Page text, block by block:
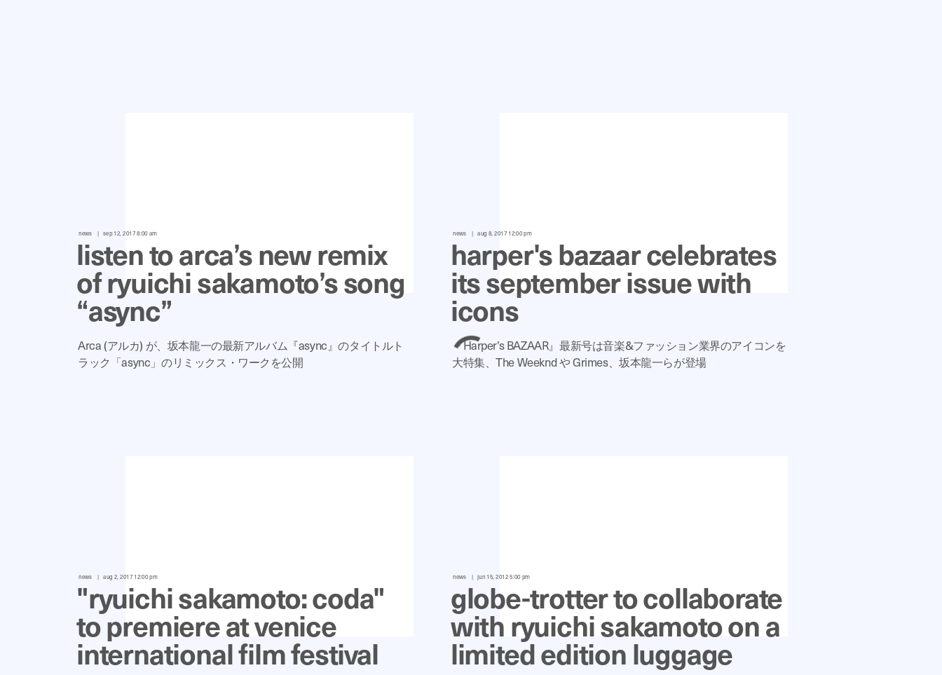
news sep 12, 2017 8:00 am
listen to arca’s new remix
of ryuichi sakamoto’s song
“async”
Arca (アルカ) が、坂本龍一の最新アルバム『async』のタイトルト
ラック「async」のリミックス・ワークを公開
news aug 8, 2017 12:00 pm
harper's bazaar celebrates
its september issue with
icons
『Harper’s BAZAAR』最新号は音楽&ファッション業界のアイコンを
大特集、The Weeknd や Grimes、坂本龍一らが登場
news aug 2, 2017 12:00 pm
"ryuichi sakamoto: coda"
to premiere at venice
international film festival
news jun 15, 2012 5:00 pm
globe-trotter to collaborate
with ryuichi sakamoto on a
limited edition luggage